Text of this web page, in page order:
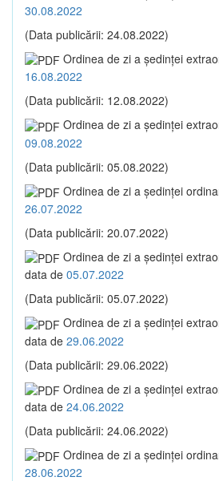
30.08.2022
(Data publicării: 24.08.2022)
Ordinea de zi a şedinţei
16.08.2022
(Data publicării: 12.08.2022)
Ordinea de zi a şedinţei
09.08.2022
(Data publicării: 05.08.2022)
Ordinea de zi a şedinţei
26.07.2022
(Data publicării: 20.07.2022)
Ordinea de zi a şedinţei
data de 05.07.2022
(Data publicării: 05.07.2022)
Ordinea de zi a şedinţei
data de 29.06.2022
(Data publicării: 29.06.2022)
Ordinea de zi a şedinţei
data de 24.06.2022
(Data publicării: 24.06.2022)
Ordinea de zi a şedinţei
28.06.2022